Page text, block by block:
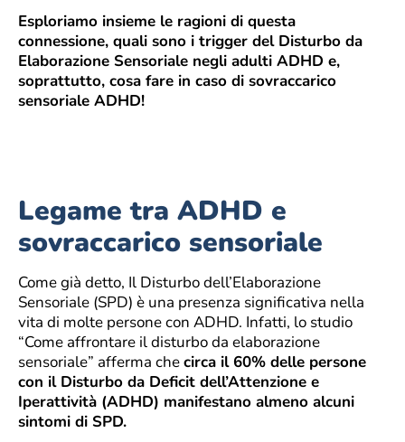
Esploriamo insieme le ragioni di questa
connessione, quali sono i trigger del Disturbo da
Elaborazione Sensoriale negli adulti ADHD e,
soprattutto, cosa fare in caso di sovraccarico
sensoriale ADHD!
Legame tra ADHD e
sovraccarico sensoriale
Come già detto, Il Disturbo dell’Elaborazione
Sensoriale (SPD) è una presenza significativa nella
vita di molte persone con ADHD. Infatti, lo studio
“Come affrontare il disturbo da elaborazione
sensoriale” afferma checirca il 60% delle persone
con il Disturbo da Deficit dell’Attenzione e
Iperattività (ADHD) manifestano almeno alcuni
sintomi di SPD.